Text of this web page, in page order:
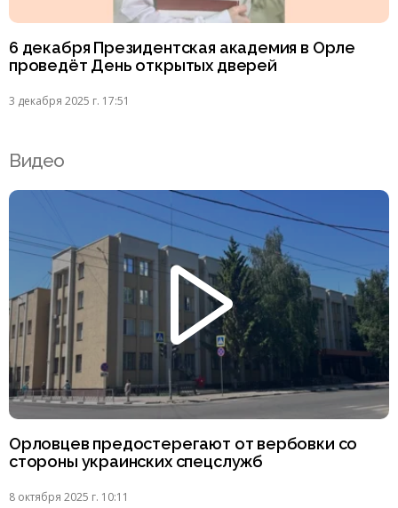
6 декабря Президентская академия в Орле
проведёт День открытых дверей
3 декабря 2025 г. 17:51
Видео
Орловцев предостерегают от вербовки со
стороны украинских спецслужб
8 октября 2025 г. 10:11